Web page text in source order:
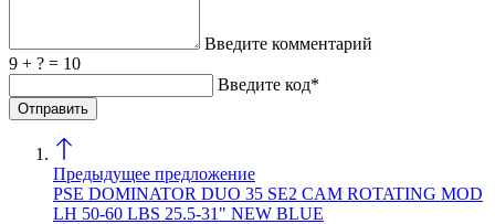
Введите комментарий
9 + ? = 10
Введите код*
Предыдущее предложение
PSE DOMINATOR DUO 35 SE2 CAM ROTATING MOD
LH 50-60 LBS 25.5-31" NEW BLUE